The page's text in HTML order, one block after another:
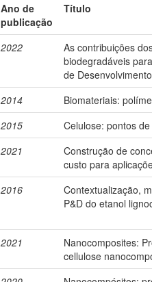
Ano de
publicação
Título
2022
As contribuições
biodegradáveis
de
2014 Biomateriais:
2015
Celulose: pontos de
2021
Construção de
custo para
2016
Contextualização,
P&D do etanol
2021
Nanocomposites:
cellulose